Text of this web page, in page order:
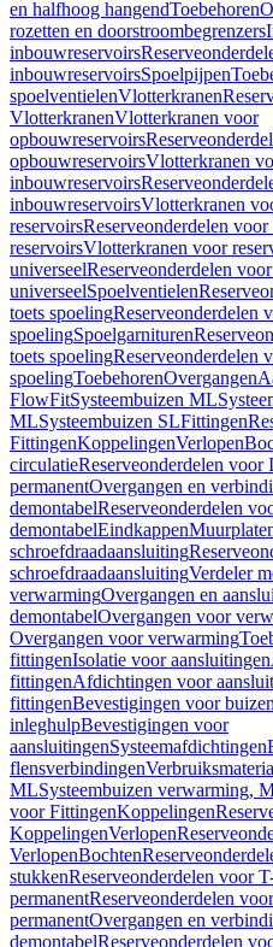
en halfhoog hangendToebehoren
rozetten en doorstroombegrenzers
inbouwreservoirs
inbouwreservoirsSpoelpijpen
spoelventielenVlotterkranen
VlotterkranenVlotterkranen voor
opbouwreservoirs
opbouwreservoirsVlotterkranen
inbouwreservoirs
inbouwreservoirsVlotterkranen
reservoirsReserveonderdelen
reservoirsVlotterkranen voor
universeelReserveonderdelen
universeelSpoelventielen
toets spoelingReserveonderdelen
spoelingSpoelgarnituren
toets spoelingReserveonderdelen
spoelingToebehorenOvergangen
FlowFitSysteembuizen ML
MLSysteembuizen SLFittingen
FittingenKoppelingenVerlopen
circulatieReserveonderdelen voor
permanentOvergangen en
demontabelReserveonderdelen
demontabelEindkappen
schroefdraadaansluiting
schroefdraadaansluitingVerdeler
verwarmingOvergangen en
demontabelOvergangen voor
Overgangen voor verwarming
fittingenIsolatie voor aansluitingen
fittingenAfdichtingen voor
fittingenBevestigingen voor buizen
inleghulpBevestigingen voor
aansluitingenSysteemafdichtingen
flensverbindingen
MLSysteembuizen verwarming,
voor FittingenKoppelingen
KoppelingenVerlopen
VerlopenBochten
stukkenReserveonderdelen voor
permanentReserveonderdelen
permanentOvergangen en
demontabelReserveonderdelen